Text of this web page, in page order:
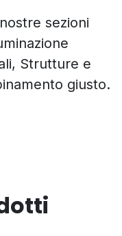
sezioni
Strutture e
giusto.